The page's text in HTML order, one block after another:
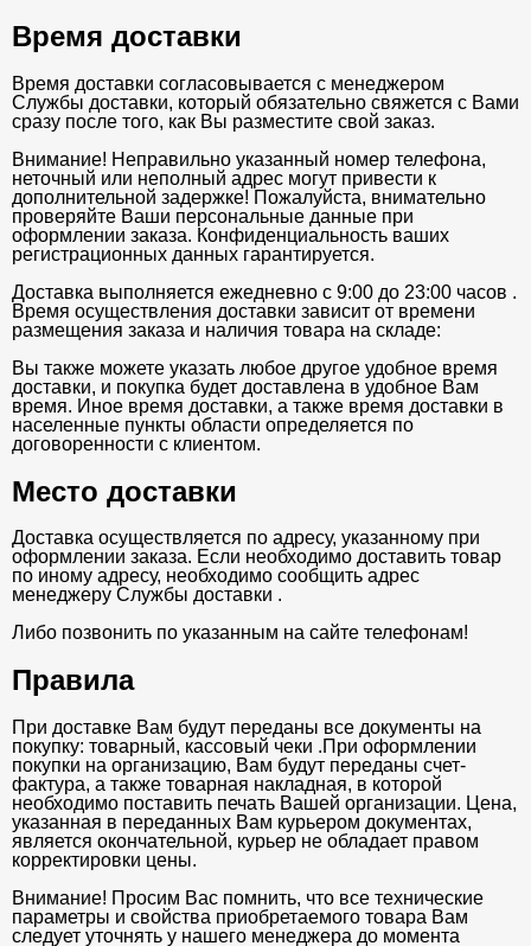
Время доставки
Время доставки согласовывается с менеджером
Службы доставки, который обязательно свяжется с Вами
сразу после того, как Вы разместите свой заказ.
Внимание! Неправильно указанный номер телефона,
неточный или неполный адрес могут привести к
дополнительной задержке! Пожалуйста, внимательно
проверяйте Ваши персональные данные при
оформлении заказа. Конфиденциальность ваших
регистрационных данных гарантируется.
Доставка выполняется ежедневно с 9:00 до 23:00 часов .
Время осуществления доставки зависит от времени
размещения заказа и наличия товара на складе:
Вы также можете указать любое другое удобное время
доставки, и покупка будет доставлена в удобное Вам
время. Иное время доставки, а также время доставки в
населенные пункты области определяется по
договоренности с клиентом.
Место доставки
Доставка осуществляется по адресу, указанному при
оформлении заказа. Если необходимо доставить товар
по иному адресу, необходимо сообщить адрес
менеджеру Службы доставки .
Либо позвонить по указанным на сайте телефонам!
Правила
При доставке Вам будут переданы все документы на
покупку: товарный, кассовый чеки .При оформлении
покупки на организацию, Вам будут переданы счет-
фактура, а также товарная накладная, в которой
необходимо поставить печать Вашей организации. Цена,
указанная в переданных Вам курьером документах,
является окончательной, курьер не обладает правом
корректировки цены.
Внимание! Просим Вас помнить, что все технические
параметры и свойства приобретаемого товара Вам
следует уточнять у нашего менеджера до момента